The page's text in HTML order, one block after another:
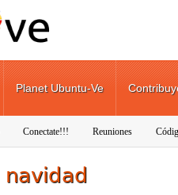
Planet Ubuntu-Ve
Conectate!!! Reuniones
navidad